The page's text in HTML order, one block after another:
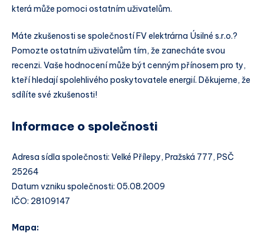
která může pomoci ostatním uživatelům.
Máte zkušenosti se společností FV elektrárna Úsilné s.r.o.?
Pomozte ostatním uživatelům tím, že zanecháte svou
recenzi. Vaše hodnocení může být cenným přínosem pro ty,
kteří hledají spolehlivého poskytovatele energií. Děkujeme, že
sdílíte své zkušenosti!
Informace o společnosti
Adresa sídla společnosti: Velké Přílepy, Pražská 777, PSČ
25264
Datum vzniku společnosti: 05.08.2009
IČO: 28109147
Mapa: